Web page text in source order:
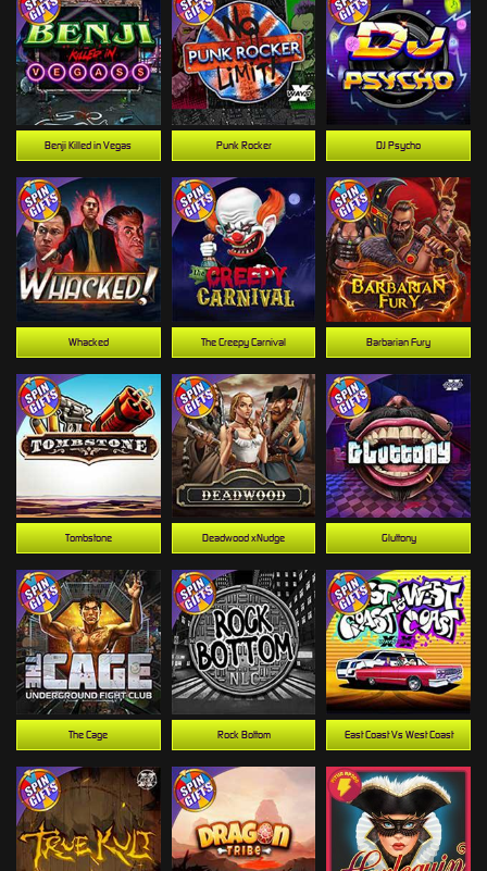
Rock Bottom
The Cage
Benji Killed in Vegas
Barbarian Fury
Gluttony
Deadwood xNudge
DJ Psycho
Tombstone
Punk Rocker
East Coast Vs West Coast
The Creepy Carnival
Whacked